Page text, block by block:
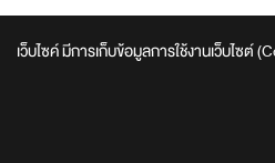
เว็บไซค์ มีการเก็บข้อมูลการใช้งานเว็บไซ